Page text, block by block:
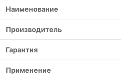
Наименование
Производитель
Гарантия
Применение